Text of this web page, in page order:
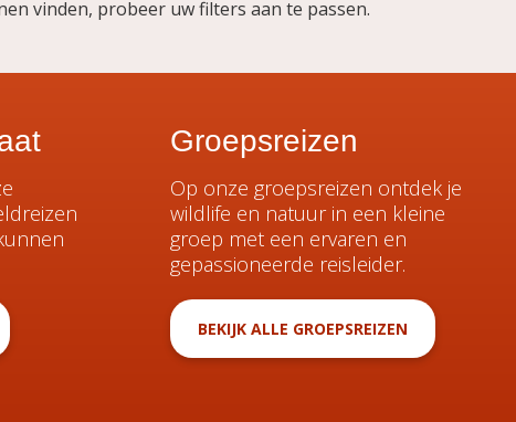
vinden, probeer uw filters aan te passen.
Groepsreizen
Op onze groepsreizen ontdek je
wildlife en natuur in een kleine
groep met een ervaren en
gepassioneerde reisleider.
BEKIJK ALLE GROEPSREIZEN